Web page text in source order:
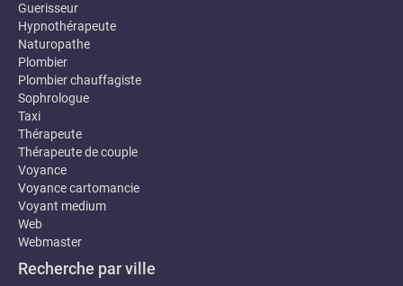
Guerisseur
Hypnothérapeute
Naturopathe
Plombier
Plombier chauffagiste
Sophrologue
Taxi
Thérapeute
Thérapeute de couple
Voyance
Voyance cartomancie
Voyant medium
Web
Webmaster
Recherche par ville